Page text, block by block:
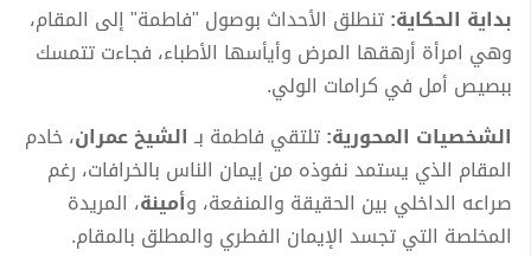
بداية الحكاية:تنطلق الأحداث بوصول "فاطمة" إلى المقام،
وهي امرأة أرهقها المرض وأيأسها الأطباء، فجاءت تتمسك
ببصيص أمل في كرامات الولي.
الشخصيات المحورية:تلتقي فاطمة بـالشيخ عمران، خادم
المقام الذي يستمد نفوذه من إيمان الناس بالخرافات، رغم
صراعه الداخلي بين الحقيقة والمنفعة، وأمينة، المريدة
المخلصة التي تجسد الإيمان الفطري والمطلق بالمقام.